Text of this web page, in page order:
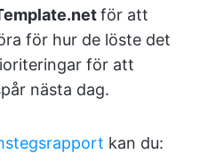
för att
för hur de löste det
för att
nästa dag.
kan du: